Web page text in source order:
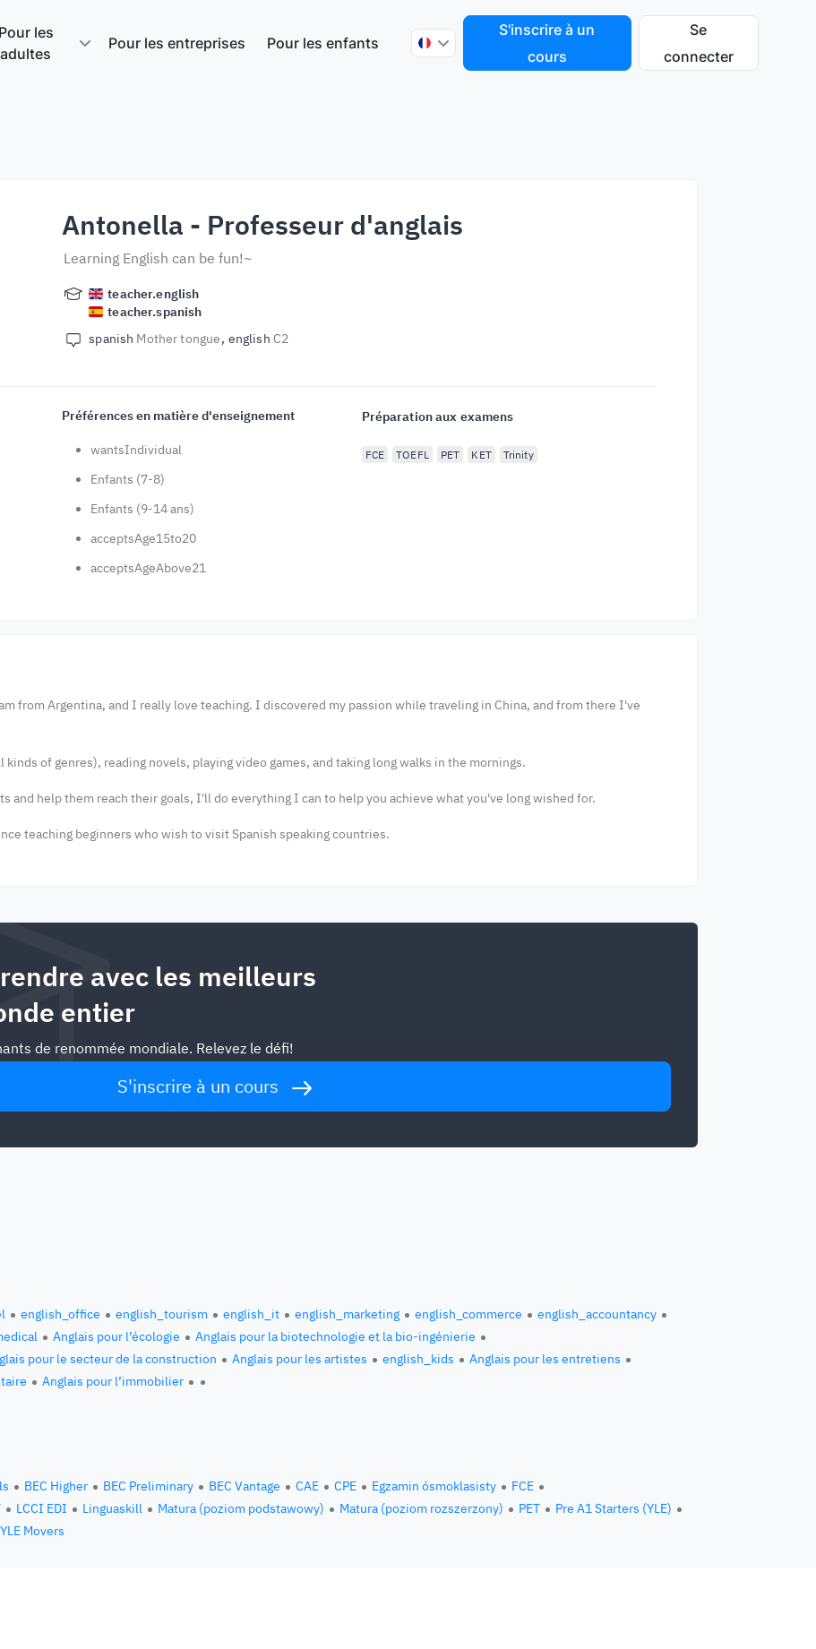
Pour les
adultes
Pour les entreprises Pour les enfants
S'inscrire à un
cours
Se
connecter
Antonella - Professeur d'anglais
Learning English can be fun!~
teacher.english
teacher.spanish
spanish Mother tongue english C2
Préférences en matière d'enseignement
wantsIndividual
Enfants (7-8)
Enfants (9-14 ans)
acceptsAge15to20
acceptsAgeAbove21
Préparation aux examens
FCE TOEFL PET KET Trinity
from Argentina, and I really love teaching. I discovered my passion while traveling in China, and from there I've
of genres), reading novels, playing video games, and taking long walks in the mornings.
and help them reach their goals, I'll do everything I can to help you achieve what you've long wished for.
teaching beginners who wish to visit Spanish speaking countries.
avec les meilleurs
entier
de renommée mondiale. Relevez le défi!
S'inscrire à un cours
english_office english_tourism english_it english_marketing english_commerce
english_accountancy
Anglais pour l’écologie
Anglais pour la biotechnologie et la bio-ingénierie
pour le secteur de la construction Anglais pour les artistes english_kids
Anglais pour les entretiens
Anglais pour l’immobilier
BEC Higher BEC Preliminary BEC Vantage CAE CPE Egzamin ósmoklasisty
FCE
LCCI EDI Linguaskill Matura (poziom podstawowy) Matura (poziom rozszerzony) PET
Pre A1 Starters (YLE)
YLE Movers